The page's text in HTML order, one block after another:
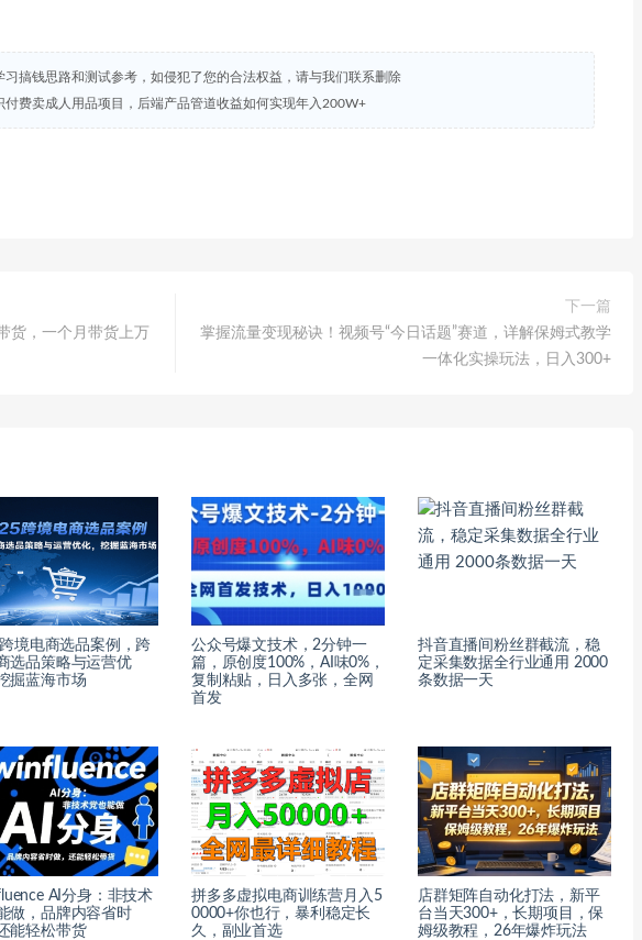
搞钱思路和测试参考，如侵犯了您的合法权益，请与我们联系删除
付费卖成人用品项目，后端产品管道收益如何实现年入200W+
货，一个月带货上万
下一篇
掌握流量变现秘诀！视频号“今日话题”赛道，详解保姆式教学
一体化实操玩法，日入300+
境电商选品案例，跨
选品策略与运营优
掘蓝海市场
公众号爆文技术，2分钟一
篇，原创度100%，AI味0%，
复制粘贴，日入多张，全网
首发
抖音直播间粉丝群截流，稳
定采集数据全行业通用 2000
条数据一天
AI分身：非技术
做，品牌内容省时
能轻松带货
拼多多虚拟电商训练营月入5
0000+你也行，暴利稳定长
久，副业首选
店群矩阵自动化打法，新平
台当天300+，长期项目，保
姆级教程，26年爆炸玩法